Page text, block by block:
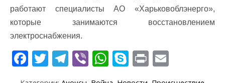
работают специалисты АО «Харьковоблэнерго»,
которые занимаются восстановлением
электроснабжения.
F T T Vi W S Pr